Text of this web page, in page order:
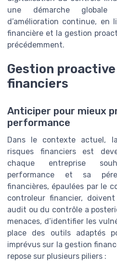
une démarche
d’amélioration continue, en
financière et la gestion
précédemment.
Gestion
financiers
Anticiper pour mieux
performance
Dans le contexte actuel,
risques financiers est
chaque entreprise
performance et sa
financières, épaulées par le
controleur financier,
audit ou du contrôle a
menaces, d’identifier les
place des outils adaptés
imprévus sur la gestion
repose sur plusieurs piliers :